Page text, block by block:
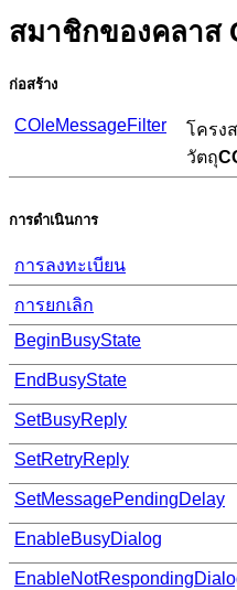
สมาชิกของคลาส
ก่อสร้าง
COleMessageFilter
โครง
วัตถุ
การดำเนินการ
การลงทะเบียน
การยกเลิก
BeginBusyState
EndBusyState
SetBusyReply
SetRetryReply
SetMessagePendingDelay
EnableBusyDialog